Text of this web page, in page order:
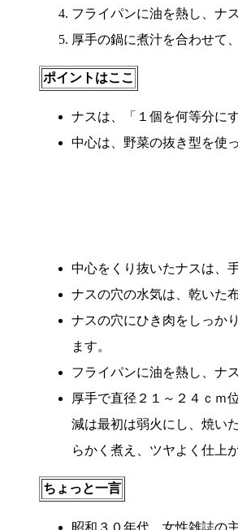
フライパンに油を熱し、ナ
厚手の鍋に煮汁を合わせて
ポイントはここ
ナスは、「１個を何等分に
中心は、野菜の抜き型を使
中心をくり抜いたナスは、
ナスの穴の水気は、乾いた
ナスの穴にひき肉をしっか
ます。
フライパンに油を熱し、ナ
厚手で直径２１～２４ｃｍ
減は最初は弱火にし、焼い
らかく煮え、ツヤよく仕上
ちょっと一言
昭和３０年代、女性雑誌の